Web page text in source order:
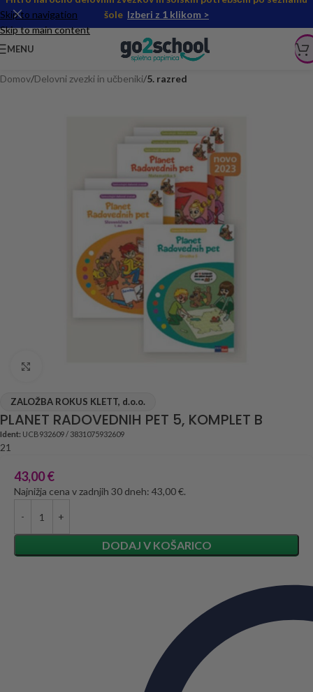
Skip to navigation
Skip to main content
šole Izberi z 1 klikom >
MENU
Domov Delovni zvezki in učbeniki 5. razred
ZALOŽBA ROKUS KLETT, d.o.o.
PLANET RADOVEDNIH PET 5, KOMPLET B
Ident: UCB932609 / 3831075932609
21
43,00€
Najnižja cena v zadnjih 30 dneh: 43,00 €.
DODAJ V KOŠARICO